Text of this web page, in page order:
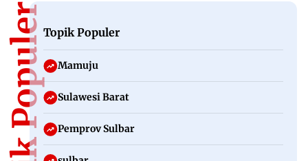
Topik Populer
Mamuju
Sulawesi Barat
Pemprov Sulbar